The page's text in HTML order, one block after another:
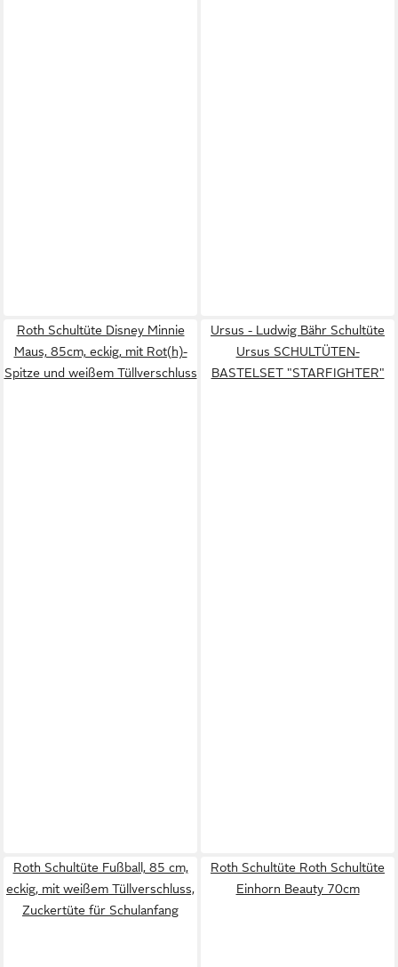
Roth Schultüte Disney Minnie
Maus, 85cm, eckig, mit Rot(h)-
Spitze und weißem Tüllverschluss
Ursus - Ludwig Bähr Schultüte
Ursus SCHULTÜTEN-
BASTELSET "STARFIGHTER"
Roth Schultüte Fußball, 85 cm,
eckig, mit weißem Tüllverschluss,
Zuckertüte für Schulanfang
Roth Schultüte Roth Schultüte
Einhorn Beauty 70cm